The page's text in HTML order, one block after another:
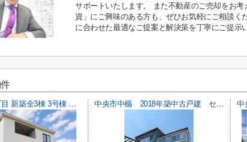
サポートいたします。 また不動産のご売却をお
資」にご興味のある方も、ぜひお気軽にご相談く
に合わせた最適なご提案と解決策を丁寧にご提示